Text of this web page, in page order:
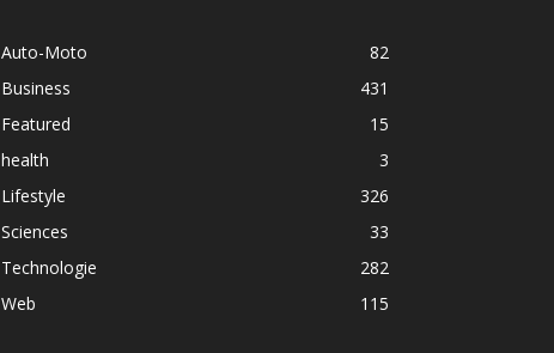
Auto-Moto
82
Business
431
Featured
15
health
3
Lifestyle
326
Sciences
33
Technologie
282
Web
115